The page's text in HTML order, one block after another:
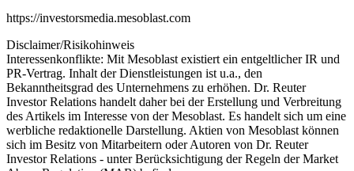
https://investorsmedia.mesoblast.com
Disclaimer/Risikohinweis
Interessenkonflikte: Mit Mesoblast existiert ein entgeltlicher IR und
PR-Vertrag. Inhalt der Dienstleistungen ist u.a., den
Bekanntheitsgrad des Unternehmens zu erhöhen. Dr. Reuter
Investor Relations handelt daher bei der Erstellung und Verbreitung
des Artikels im Interesse von der Mesoblast. Es handelt sich um eine
werbliche redaktionelle Darstellung. Aktien von Mesoblast können
sich im Besitz von Mitarbeitern oder Autoren von Dr. Reuter
Investor Relations - unter Berücksichtigung der Regeln der Market